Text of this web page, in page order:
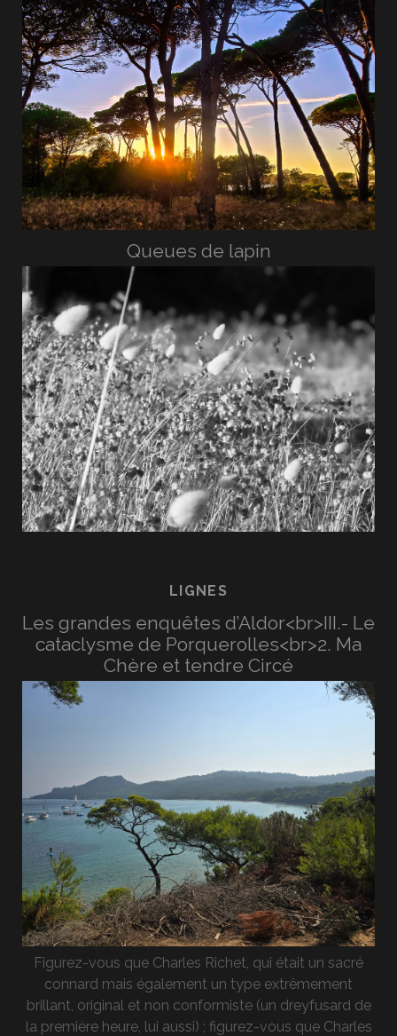
Queues de lapin
LIGNES
Les grandes enquêtes d’Aldor<br>III.- Le
cataclysme de Porquerolles<br>2. Ma
Chère et tendre Circé
Figurez-vous que Charles Richet, qui était un sacré
connard mais également un type extrêmement
brillant, original et non conformiste (un dreyfusard de
la première heure, lui aussi) ; figurez-vous que Charles